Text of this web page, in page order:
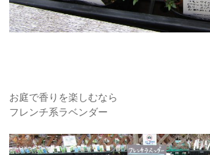
お庭で香りを楽しむなら
フレンチ系ラベンダー